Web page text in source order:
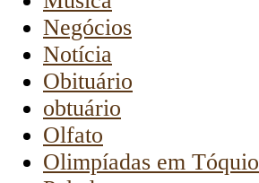
Negócios
Notícia
Obituário
obtuário
Olfato
Olimpíadas em Tóquio